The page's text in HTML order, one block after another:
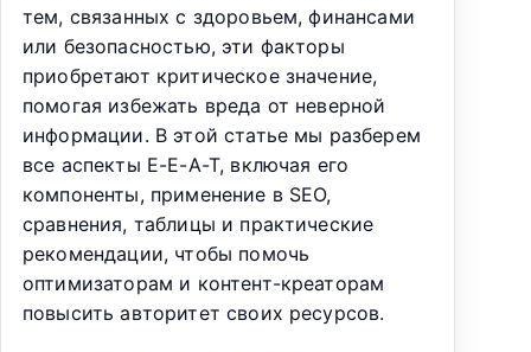
тем, связанных с здоровьем, финансами
или безопасностью, эти факторы
приобретают критическое значение,
помогая избежать вреда от неверной
информации. В этой статье мы разберем
все аспекты E-E-A-T, включая его
компоненты, применение в SEO,
сравнения, таблицы и практические
рекомендации, чтобы помочь
оптимизаторам и контент-креаторам
повысить авторитет своих ресурсов.